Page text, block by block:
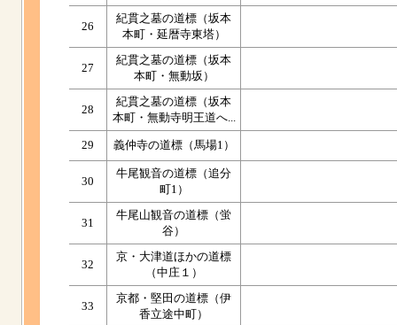
26
紀貫之墓の道標（坂本
本町・延暦寺東塔）
27
紀貫之墓の道標（坂本
本町・無動坂）
28
紀貫之墓の道標（坂本
本町・無動寺明王道へ...
29 義仲寺の道標（馬場1）
30
牛尾観音の道標（追分
町1）
31
牛尾山観音の道標（蛍
谷）
32
京・大津道ほかの道標
（中庄１）
33
京都・堅田の道標（伊
香立途中町）